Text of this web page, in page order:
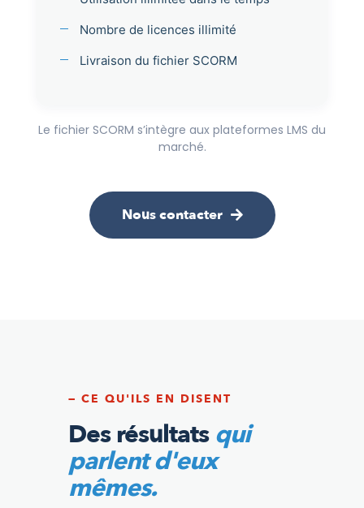
Nombre de licences illimité
Livraison du fichier SCORM
Le fichier SCORM s’intègre aux plateformes LMS du
marché.
Nous contacter
— CE QU'ILS EN DISENT
Des résultatsqui
parlent d'eux
mêmes.